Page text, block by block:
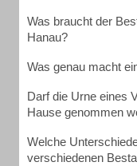
Was braucht der
Hanau?
Was genau macht
Darf die Urne eines
Hause genommen
Welche
verschiedenen